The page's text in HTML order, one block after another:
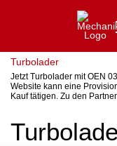
Turbolader
Jetzt Turbolader mit OEN
Website kann eine
Kauf tätigen. Zu den